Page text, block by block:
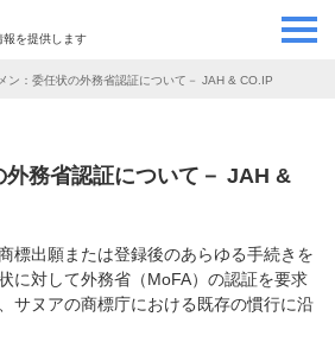
報を提供します
ン：委任状の外務省認証について－ JAH & CO.IP
外務省認証について－ JAH &
標出願または登録後のあらゆる手続きを
に対して外務省（MoFA）の認証を要求
サヌアの商標庁における既存の慣行に沿